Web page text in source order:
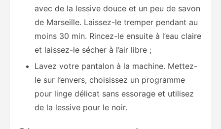
avec de la lessive douce et un peu de savon
de Marseille. Laissez-le tremper pendant au
moins 30 min. Rincez-le ensuite à l’eau claire
et laissez-le sécher à l’air libre ;
Lavez votre pantalon à la machine. Mettez-
le sur l’envers, choisissez un programme
pour linge délicat sans essorage et utilisez
de la lessive pour le noir.